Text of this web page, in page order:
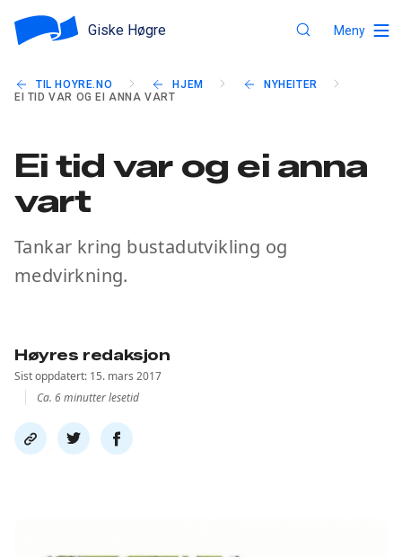
Giske Høgre Meny
TIL HOYRE.NO HJEM
NYHEITER
EI TID VAR OG EI ANNA VART
Ei tid var og ei anna
vart
Tankar kring bustadutvikling og
medvirkning.
Høyres redaksjon
Sist oppdatert: 15. mars 2017
Ca. 6 minutter lesetid
Del
link
Del
på
Del
på